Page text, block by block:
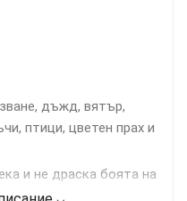
дъжд, вятър,
птици, цветен прах и
и не драска боята на